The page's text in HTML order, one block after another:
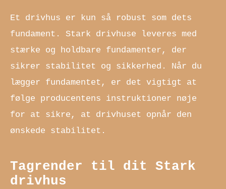
Et drivhus er kun så robust som dets
fundament. Stark drivhuse leveres med
stærke og holdbare fundamenter, der
sikrer stabilitet og sikkerhed. Når du
lægger fundamentet, er det vigtigt at
følge producentens instruktioner nøje
for at sikre, at drivhuset opnår den
ønskede stabilitet.
Tagrender til dit Stark
drivhus